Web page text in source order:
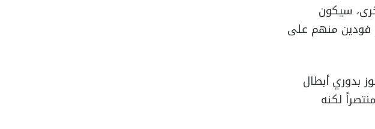
سيكون
فودين منهم على
بدوري أبطال
لكنه